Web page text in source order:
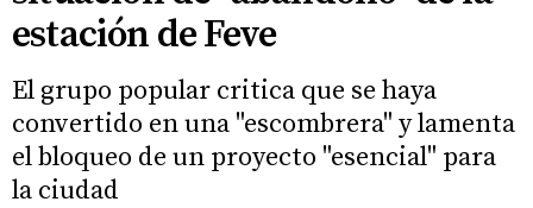
estación de Feve
El grupo popular critica que se haya
convertido en una "escombrera" y lamenta
el bloqueo de un proyecto "esencial" para
la ciudad